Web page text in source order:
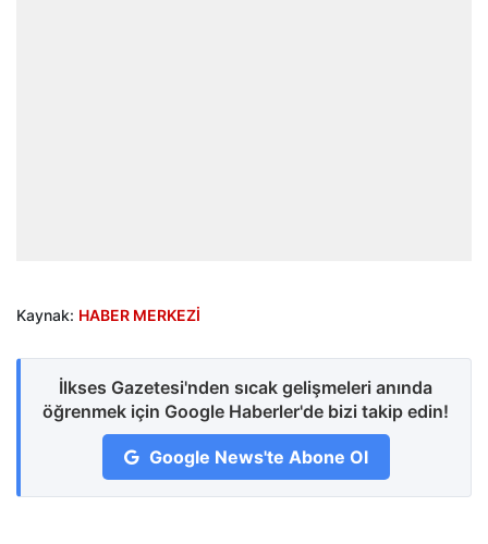
Kaynak: HABER MERKEZİ
İlkses Gazetesi'nden sıcak gelişmeleri anında
öğrenmek için Google Haberler'de bizi takip edin!
Google News'te Abone Ol